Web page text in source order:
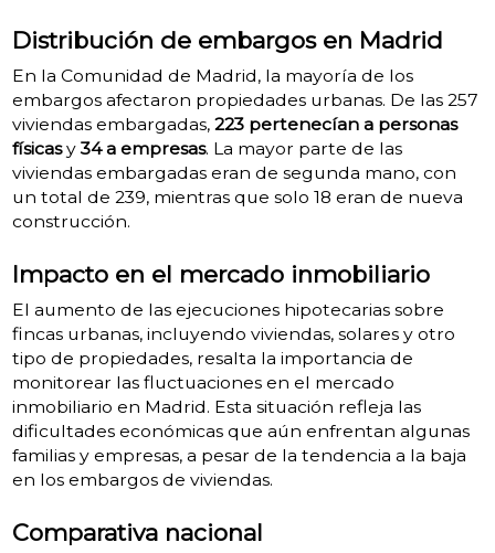
Distribución de embargos en Madrid
En la Comunidad de Madrid, la mayoría de los
embargos afectaron propiedades urbanas. De las 257
viviendas embargadas, 223 pertenecían a personas
físicasy34 a empresas. La mayor parte de las
viviendas embargadas eran de segunda mano, con
un total de 239, mientras que solo 18 eran de nueva
construcción.
Impacto en el mercado inmobiliario
El aumento de las ejecuciones hipotecarias sobre
fincas urbanas, incluyendo viviendas, solares y otro
tipo de propiedades, resalta la importancia de
monitorear las fluctuaciones en el mercado
inmobiliario en Madrid. Esta situación refleja las
dificultades económicas que aún enfrentan algunas
familias y empresas, a pesar de la tendencia a la baja
en los embargos de viviendas.
Comparativa nacional